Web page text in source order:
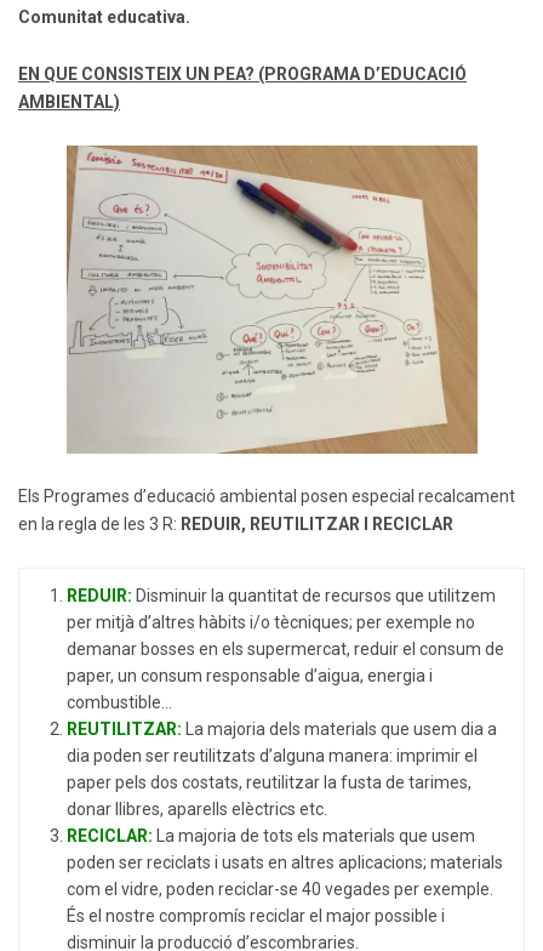
Comunitat educativa.
EN QUE CONSISTEIX UN PEA? (PROGRAMA D’EDUCACIÓ
AMBIENTAL)
Els Programes d’educació ambiental posen especial recalcament
en la regla de les 3 R: REDUIR, REUTILITZAR I RECICLAR
REDUIR: Disminuir la quantitat de recursos que utilitzem
per mitjà d’altres hàbits i/o tècniques; per exemple no
demanar bosses en els supermercat, reduir el consum de
paper, un consum responsable d’aigua, energia i
combustible…
REUTILITZAR: La majoria dels materials que usem dia a
dia poden ser reutilitzats d’alguna manera: imprimir el
paper pels dos costats, reutilitzar la fusta de tarimes,
donar llibres, aparells elèctrics etc.
RECICLAR: La majoria de tots els materials que usem
poden ser reciclats i usats en altres aplicacions; materials
com el vidre, poden reciclar-se 40 vegades per exemple.
És el nostre compromís reciclar el major possible i
disminuir la producció d’escombraries.